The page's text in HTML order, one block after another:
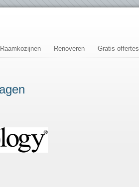
Raamkozijnen Renoveren Gratis offertes